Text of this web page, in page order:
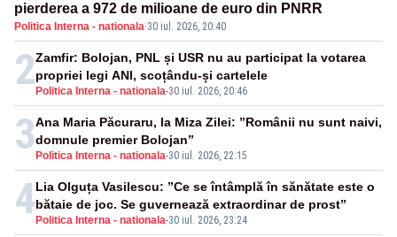
pierderea a 972 de milioane de euro din PNRR
Politica Interna - nationala·30 iul. 2026, 20:40
2 Politica Interna - nationala-30 iul. 2026, 20:46
Zamfir: Bolojan, PNL și USR nu au participat la votarea
propriei legi ANI, scoțându-și cartelele
3 Politica Interna - nationala-30 iul. 2026, 22:15
Ana Maria Păcuraru, la Miza Zilei: ”Românii nu sunt naivi,
domnule premier Bolojan”
4 Politica Interna - nationala-30 iul. 2026, 23:24
Lia Olguța Vasilescu: ”Ce se întâmplă în sănătate este o
bătaie de joc. Se guvernează extraordinar de prost”